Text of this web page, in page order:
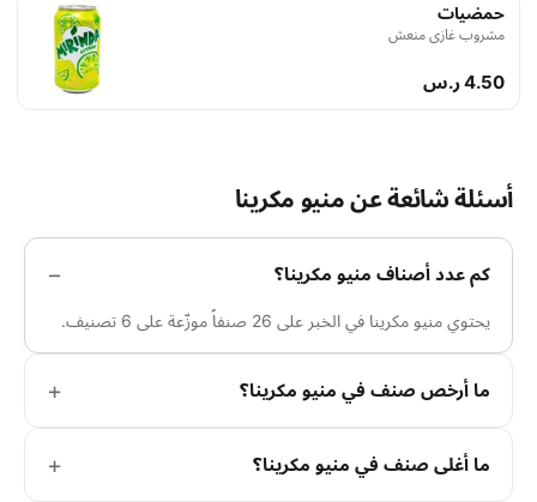
حمضيات
مشروب غازي منعش
4.50 ر.س
أسئلة شائعة عن منيو مكرينا
كم عدد أصناف منيو مكرينا؟
يحتوي منيو مكرينا في الخبر على 26 صنفاً موزّعة على 6 تصنيف.
ما أرخص صنف في منيو مكرينا؟
ما أغلى صنف في منيو مكرينا؟